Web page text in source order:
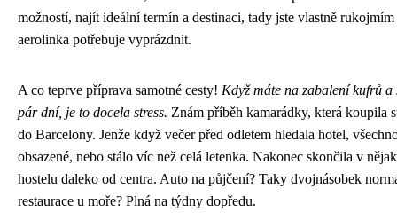
možností, najít ideální termín a destinaci, tady jste vlastně
aerolinka potřebuje vyprázdnit.
A co teprve příprava samotné cesty! Když máte na zabalení kufrů
pár dní, je to docela stress. Znám příběh kamarádky, která koupila
do Barcelony. Jenže když večer před odletem hledala hotel,
obsazené, nebo stálo víc než celá letenka. Nakonec skončila v
hostelu daleko od centra. Auto na půjčení? Taky dvojnásobek
restaurace u moře? Plná na týdny dopředu.